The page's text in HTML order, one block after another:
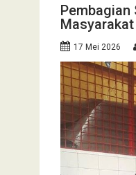
Pembagian
17 Mei 2026